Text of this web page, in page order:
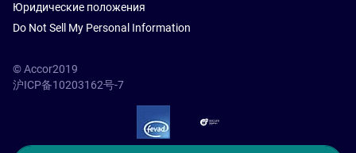
Юридические положения
Do Not Sell My Personal Information
© Accor2019
沪ICP备10203162号-7